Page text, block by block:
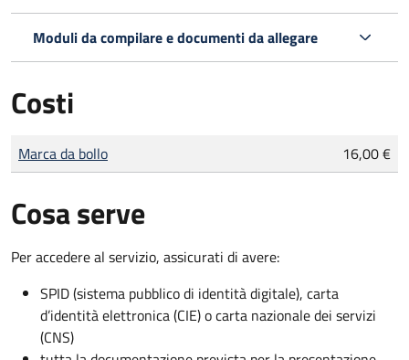
Moduli da compilare e documenti da allegare
Costi
Tipo di pagamento
Importo
Marca da bollo 16,00 €
Cosa serve
Per accedere al servizio, assicurati di avere:
SPID (sistema pubblico di identità digitale), carta
d’identità elettronica (CIE) o carta nazionale dei servizi
(CNS)